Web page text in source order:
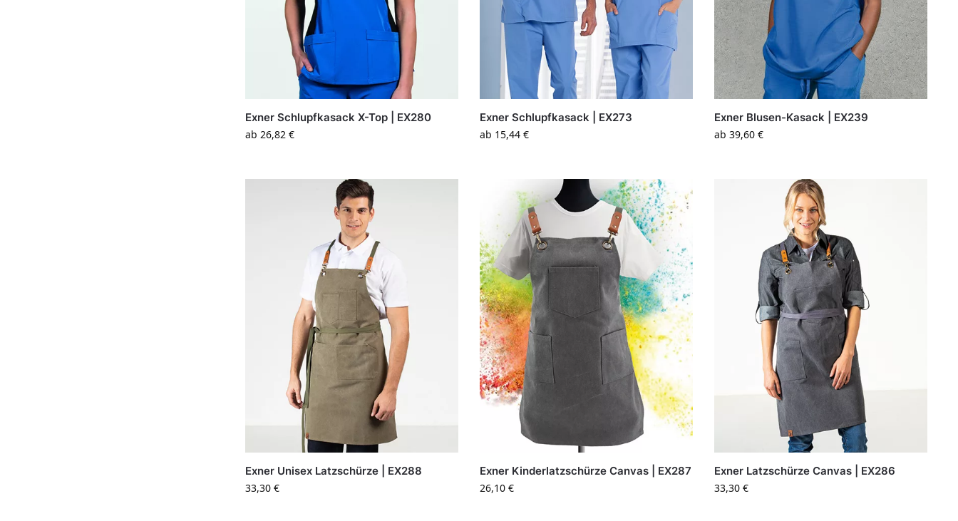
Exner Schlupfkasack X-Top | EX280
ab26,82€
Exner Schlupfkasack | EX273
ab 15,44€
Exner Blusen-Kasack | EX239
ab39,60€
Exner Unisex Latzschürze | EX288
33,30€
Exner Kinderlatzschürze Canvas | EX287
26,10€
Exner Latzschürze Canvas | EX286
33,30€